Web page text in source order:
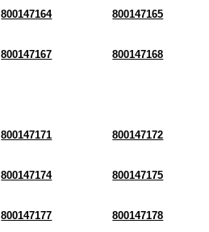
800147164 800147165
800147167 800147168
800147171 800147172
800147174 800147175
800147177 800147178